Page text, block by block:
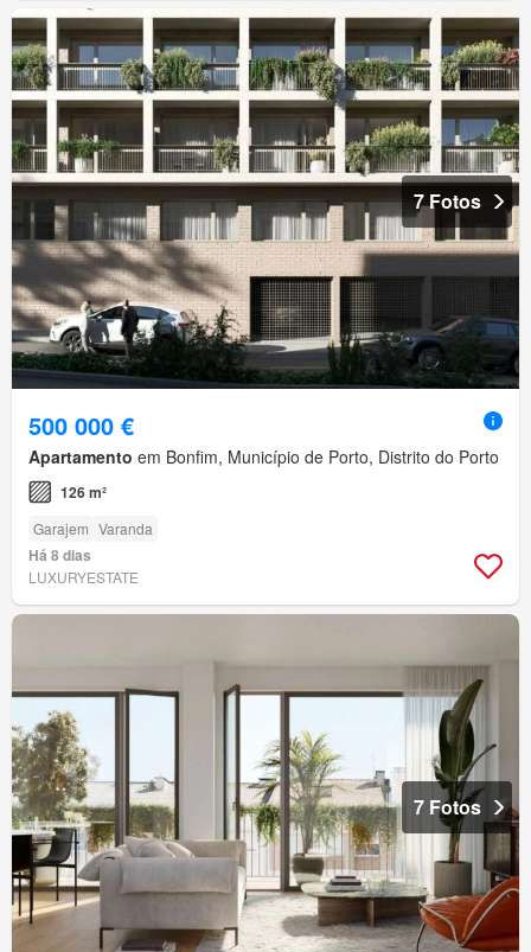
7 Fotos
500 000 €
Apartamento em Bonfim, Município de Porto, Distrito do Porto
126 m²
Garajem Varanda
Há 8 dias
LUXURYESTATE
7 Fotos